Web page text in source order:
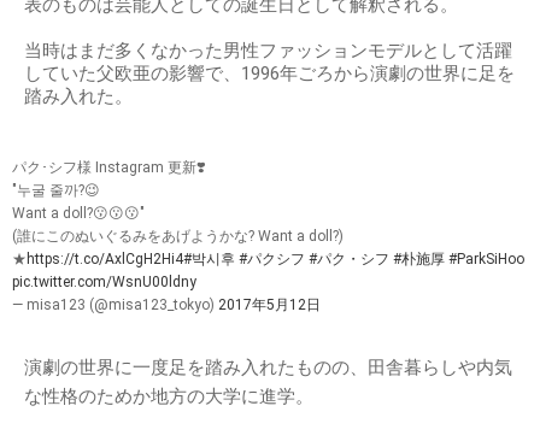
表のものは芸能人としての誕生日として解釈される。
当時はまだ多くなかった男性ファッションモデルとして活躍
していた父欧亜の影響で、1996年ごろから演劇の世界に足を
踏み入れた。
パク･シフ様 Instagram 更新❣️
"누굴 줄까?😉
Want a doll?😗😗😗"
(誰にこのぬいぐるみをあげようかな? Want a doll?)
★ https://t.co/AxlCgH2Hi4#박시후 #パクシフ #パク・シフ #朴施厚 #ParkSiHoo
pic.twitter.com/WsnU00ldny
— misa123 (@misa123_tokyo) 2017年5月12日
演劇の世界に一度足を踏み入れたものの、田舎暮らしや内気
な性格のためか地方の大学に進学。